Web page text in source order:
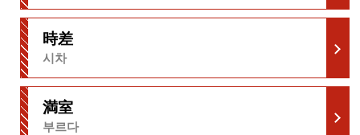
時差
시차
満室
부르다